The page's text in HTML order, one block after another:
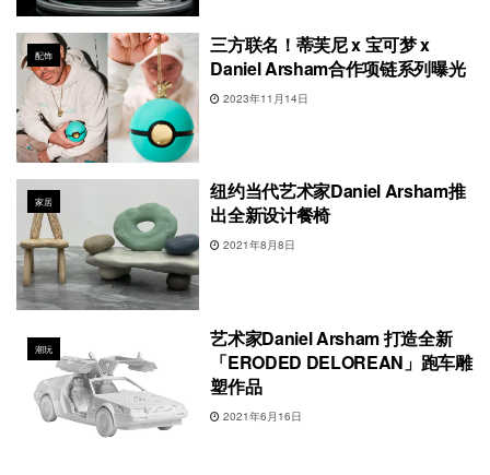
配饰
三方联名！蒂芙尼 x 宝可梦 x
Daniel Arsham合作项链系列曝光
2023年11月14日
家居
纽约当代艺术家Daniel Arsham推
出全新设计餐椅
2021年8月8日
潮玩
艺术家Daniel Arsham 打造全新
「ERODED DELOREAN」跑车雕
塑作品
2021年6月16日